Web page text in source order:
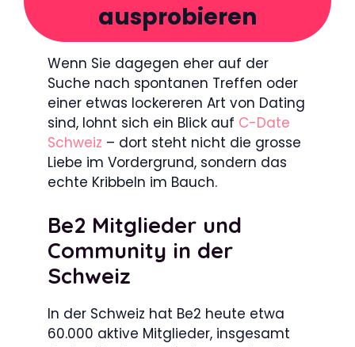
ausprobieren
Wenn Sie dagegen eher auf der
Suche nach spontanen Treffen oder
einer etwas lockereren Art von Dating
sind, lohnt sich ein Blick auf C-Date
Schweiz – dort steht nicht die grosse
Liebe im Vordergrund, sondern das
echte Kribbeln im Bauch.
Be2 Mitglieder und
Community in der
Schweiz
In der Schweiz hat Be2 heute etwa
60.000 aktive Mitglieder, insgesamt